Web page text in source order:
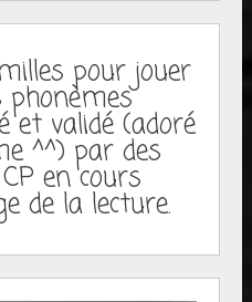
pour jouer
et validé (adoré
^^) par des
en cours
de la lecture.